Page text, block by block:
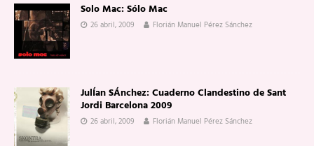
Solo Mac: Sólo Mac
26 abril, 2009 Florián Manuel Pérez Sánchez
JulÍan SÁnchez: Cuaderno Clandestino de Sant
Jordi Barcelona 2009
26 abril, 2009 Florián Manuel Pérez Sánchez